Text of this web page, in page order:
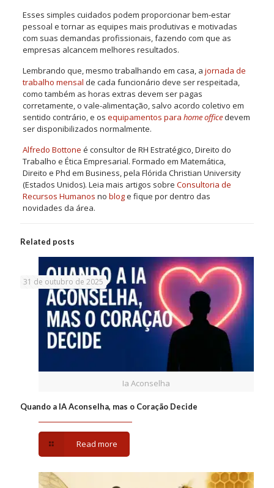
Esses simples cuidados podem proporcionar bem-estar
pessoal e tornar as equipes mais produtivas e motivadas
com suas demandas profissionais, fazendo com que as
empresas alcancem melhores resultados.
Lembrando que, mesmo trabalhando em casa, a jornada de
trabalho mensal de cada funcionário deve ser respeitada,
como também as horas extras devem ser pagas
corretamente, o vale-alimentação, salvo acordo coletivo em
sentido contrário, e os equipamentos para home officedevem
ser disponibilizados normalmente.
Alfredo Bottone é consultor de RH Estratégico, Direito do
Trabalho e Ética Empresarial. Formado em Matemática,
Direito e Phd em Business, pela Flórida Christian University
(Estados Unidos). Leia mais artigos sobre Consultoria de
Recursos Humanos no bloge fique por dentro das
novidades da área.
Related posts
Ia Aconselha
31 de outubro de 2025
Quando a IA Aconselha, mas o Coração Decide
Read more